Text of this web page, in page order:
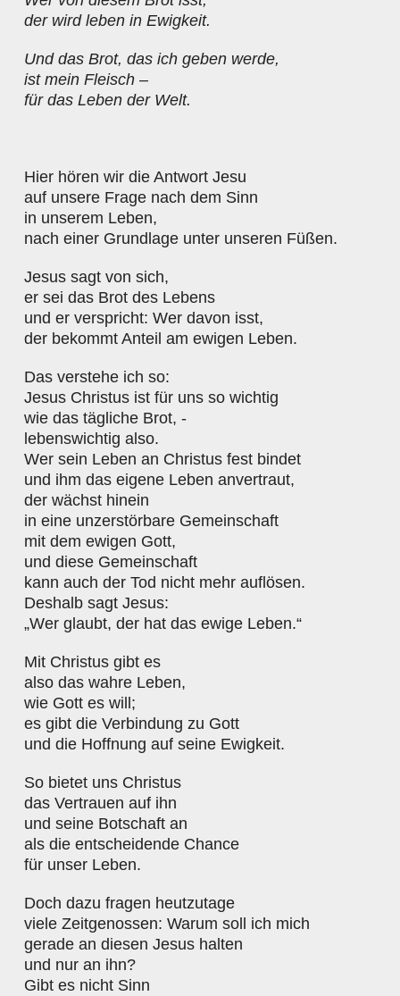
der wird leben in Ewigkeit.
Und das Brot, das ich geben werde,
ist mein Fleisch –
für das Leben der Welt.
Hier hören wir die Antwort Jesu
auf unsere Frage nach dem Sinn
in unserem Leben,
nach einer Grundlage unter unseren Füßen.
Jesus sagt von sich,
er sei das Brot des Lebens
und er verspricht: Wer davon isst,
der bekommt Anteil am ewigen Leben.
Das verstehe ich so:
Jesus Christus ist für uns so wichtig
wie das tägliche Brot, -
lebenswichtig also.
Wer sein Leben an Christus fest bindet
und ihm das eigene Leben anvertraut,
der wächst hinein
in eine unzerstörbare Gemeinschaft
mit dem ewigen Gott,
und diese Gemeinschaft
kann auch der Tod nicht mehr auflösen.
Deshalb sagt Jesus:
„Wer glaubt, der hat das ewige Leben.“
Mit Christus gibt es
also das wahre Leben,
wie Gott es will;
es gibt die Verbindung zu Gott
und die Hoffnung auf seine Ewigkeit.
So bietet uns Christus
das Vertrauen auf ihn
und seine Botschaft an
als die entscheidende Chance
für unser Leben.
Doch dazu fragen heutzutage
viele Zeitgenossen: Warum soll ich mich
gerade an diesen Jesus halten
und nur an ihn?
Gibt es nicht Sinn